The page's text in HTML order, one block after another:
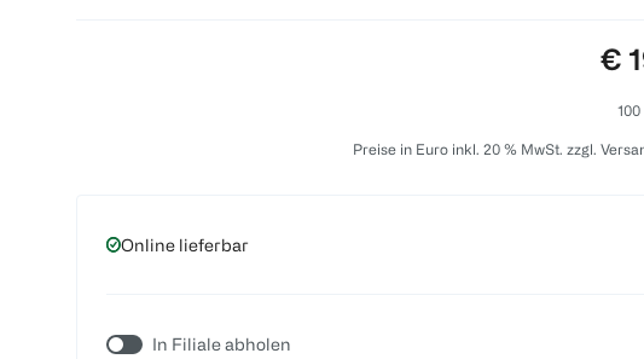
€
Preise in Euro inkl. 20 % MwSt. zzgl.
Online lieferbar
In Filiale abholen